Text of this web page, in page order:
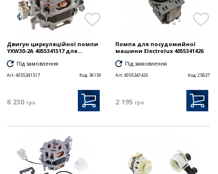
Двигун циркуляційної помпи
YXW30-2A 4055341517 для...
Під замовлення
Art:4055341517 Код: 36159
6 230 грн
Помпа для посудомийної
машини Electrolux 4055341426
Під замовлення
Art:4055341426 Код:25837
2 195 грн